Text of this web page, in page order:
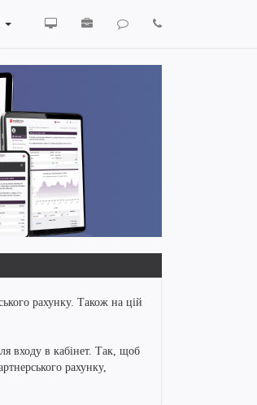
рахунку. Також на цій
входу в кабінет. Так, щоб
рахунку,